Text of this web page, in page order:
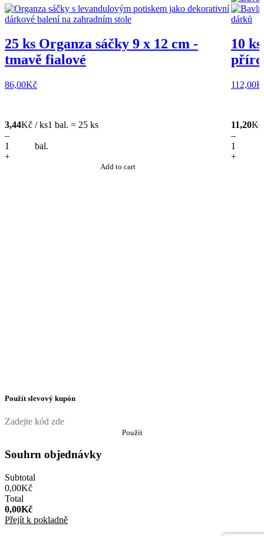
25 ks Organza sáčky 9 x 12 cm -
tmavě fialové
86,00Kč
3,44Kč / ks1 bal. = 25 ks
–
bal.
+
Add to cart
10
112,00
11,20Kč
–
+
Použít slevový kupón
Použít
Souhrn objednávky
Subtotal
0,00Kč
Total
0,00Kč
Přejít k pokladně